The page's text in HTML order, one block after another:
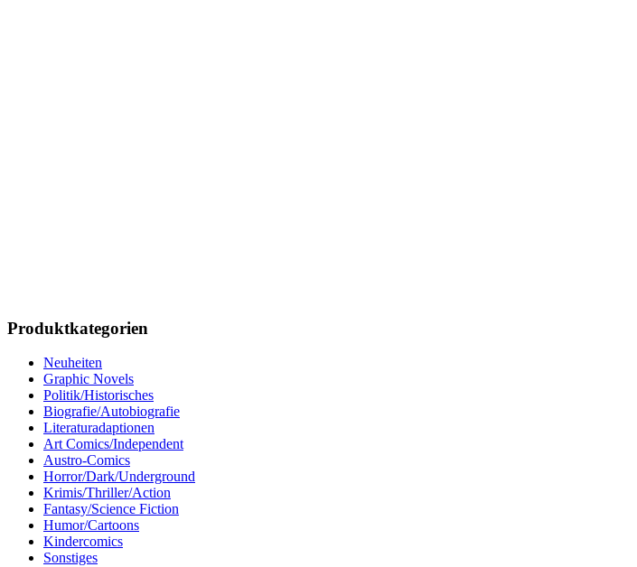
Produktkategorien
Neuheiten
Graphic Novels
Politik/Historisches
Biografie/Autobiografie
Literaturadaptionen
Art Comics/Independent
Austro-Comics
Horror/Dark/Underground
Krimis/Thriller/Action
Fantasy/Science Fiction
Humor/Cartoons
Kindercomics
Sonstiges